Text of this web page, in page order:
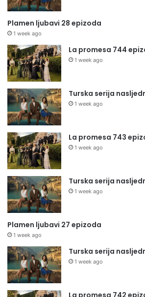
Plamen ljubavi 28 epizoda
1 week ago
La promesa 744
1 week ago
Turska serija
1 week ago
La promesa 743
1 week ago
Turska serija
1 week ago
Plamen ljubavi 27 epizoda
1 week ago
Turska serija
1 week ago
La promesa 742